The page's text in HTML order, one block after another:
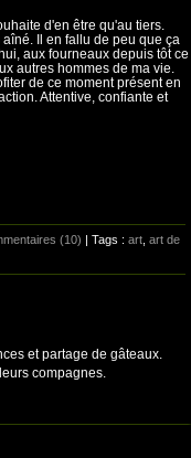
d'en être qu'au tiers.
Il en fallu de peu que ça
aux fourneaux depuis tôt ce
autres hommes de ma vie.
de ce moment présent en
Attentive, confiante et
(10) | Tags : art, art de
et partage de gâteaux.
compagnes.